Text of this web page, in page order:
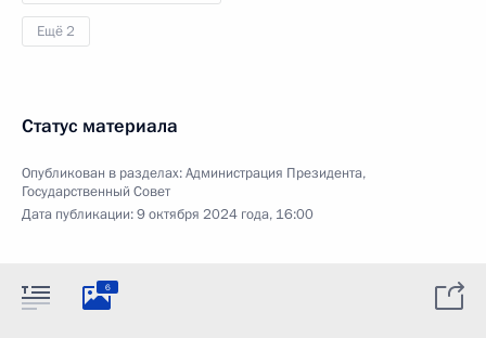
Ещё 2
Статус материала
Опубликован в разделах:Администрация Президента,
Государственный Совет
Дата публикации:9 октября 2024 года, 16:00
6